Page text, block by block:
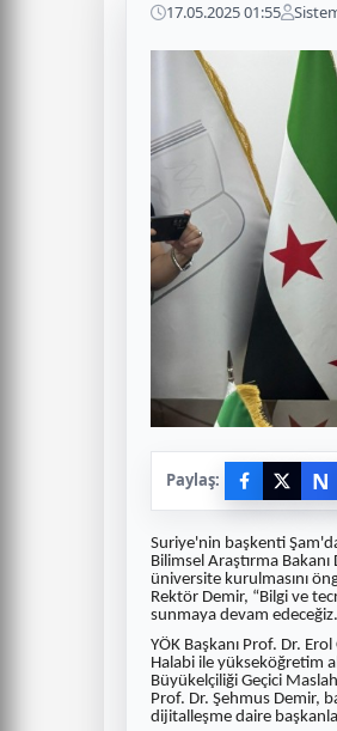
17.05.2025 01:55
Paylaş: N
Suriye'nin başkenti
Bilimsel Araştırma
üniversite kurulmasını
Rektör Demir, “Bilgi ve
sunmaya devam
YÖK Başkanı Prof. Dr.
Halabi ile yükseköğretim
Büyükelçiliği Geçici
Prof. Dr. Şehmus Demir,
dijitalleşme daire